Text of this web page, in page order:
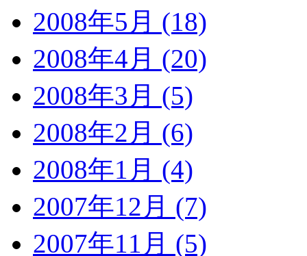
2008年5月 (18)
2008年4月 (20)
2008年3月 (5)
2008年2月 (6)
2008年1月 (4)
2007年12月 (7)
2007年11月 (5)